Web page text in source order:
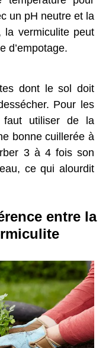
un pH neutre et la
la vermiculite peut
d’empotage.
dont le sol doit
Pour les
faut utiliser de la
bonne cuillerée à
3 à 4 fois son
ce qui alourdit
entre la